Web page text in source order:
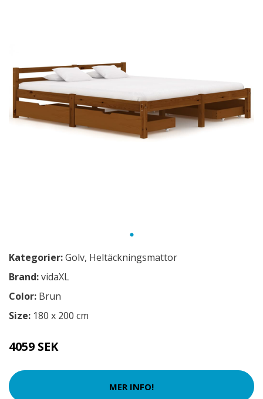
Kategorier:Golv, Heltäckningsmattor
Brand:vidaXL
Color: Brun
Size: 180 x 200 cm
4059 SEK
MER INFO!